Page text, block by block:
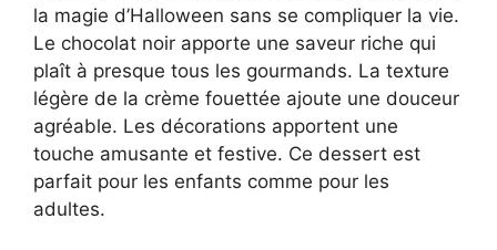
la magie d’Halloween sans se compliquer la vie.
Le chocolat noir apporte une saveur riche qui
plaît à presque tous les gourmands. La texture
légère de la crème fouettée ajoute une douceur
agréable. Les décorations apportent une
touche amusante et festive. Ce dessert est
parfait pour les enfants comme pour les
adultes.